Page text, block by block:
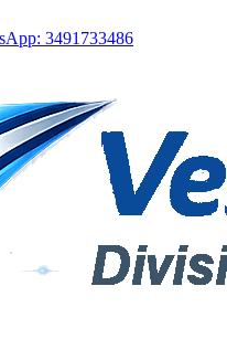
3491733486